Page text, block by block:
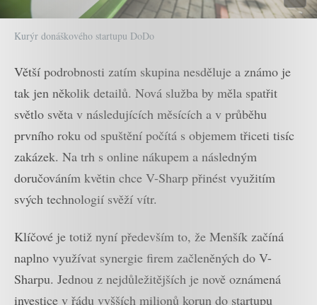
Kurýr donáškového startupu DoDo
Větší podrobnosti zatím skupina nesděluje a známo je
tak jen několik detailů. Nová služba by měla spatřit
světlo světa v následujících měsících a v průběhu
prvního roku od spuštění počítá s objemem třiceti tisíc
zakázek. Na trh s online nákupem a následným
doručováním květin chce V-Sharp přinést využitím
svých technologií svěží vítr.
Klíčové je totiž nyní především to, že Menšík začíná
naplno využívat synergie firem začleněných do V-
Sharpu. Jednou z nejdůležitějších je nově oznámená
investice v řádu vyšších milionů korun do startupu